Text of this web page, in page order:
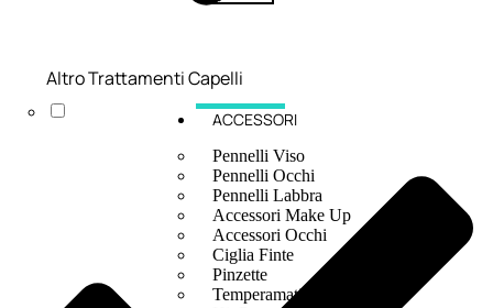
ACCESSORI
Pennelli Viso
Pennelli Occhi
Pennelli Labbra
Accessori Make Up
Accessori Occhi
Ciglia Finte
Pinzette
Temperamatite
Altro Trattamenti Capelli